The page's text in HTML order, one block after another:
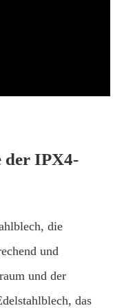
der IPX4-
die
und
und der
das